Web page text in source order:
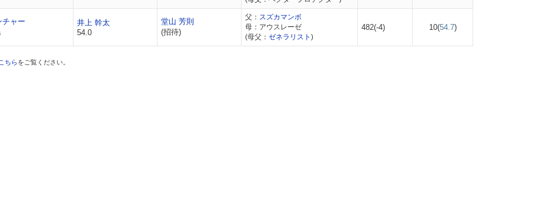
チャー
井上 幹太
54.0
堂山 芳則
(招待)
父： スズカマンボ
母：アウスレーゼ
(母父： ゼネラリスト )
482(-4) 10(54.7)
こちらをご覧ください。